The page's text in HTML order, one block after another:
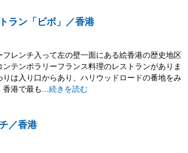
ラン「ビボ」／香港
レンチ入って左の壁一面にある絵香港の歴史地区
テンポラリーフランス料理のレストランがありま
は入り口からあり、ハリウッドロードの番地をみ
香港で最も...続きを読む
／香港